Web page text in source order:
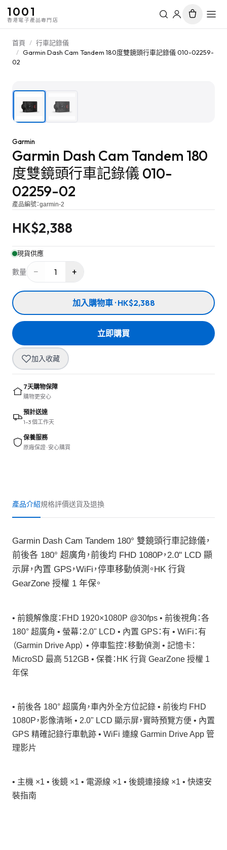
1001
香港電子產品專門店
首頁 / 行車記錄儀
/ Garmin Dash Cam Tandem 180度雙鏡頭行車記錄儀 010-02259-
02
Garmin
Garmin Dash Cam Tandem 180
度雙鏡頭行車記錄儀 010-
02259-02
產品編號：garmin-2
HK$2,388
現貨供應
數量 − 1 +
加入購物車 · HK$2,388
立即購買
加入收藏
7天購物保障
購物更安心
預計送達
1–3 個工作天
保養服務
原廠保證 · 安心購買
產品介紹規格評價送貨及退換
Garmin Dash Cam Tandem 180° 雙鏡頭行車記錄儀，
前後各 180° 超廣角，前後均 FHD 1080P，2.0" LCD 顯
示屏，內置 GPS，WiFi，停車移動偵測。HK 行貨
GearZone 授權 1 年保。
• 前鏡解像度：FHD 1920×1080P @30fps • 前後視角：各
180° 超廣角 • 螢幕：2.0" LCD • 內置 GPS：有 • WiFi：有
（Garmin Drive App） • 停車監控：移動偵測 • 記憶卡：
MicroSD 最高 512GB • 保養：HK 行貨 GearZone 授權 1
年保
• 前後各 180° 超廣角，車內外全方位記錄 • 前後均 FHD
1080P，影像清晰 • 2.0" LCD 顯示屏，實時預覽方便 • 內置
GPS 精確記錄行車軌跡 • WiFi 連線 Garmin Drive App 管
理影片
• 主機 ×1 • 後鏡 ×1 • 電源線 ×1 • 後鏡連接線 ×1 • 快速安
裝指南